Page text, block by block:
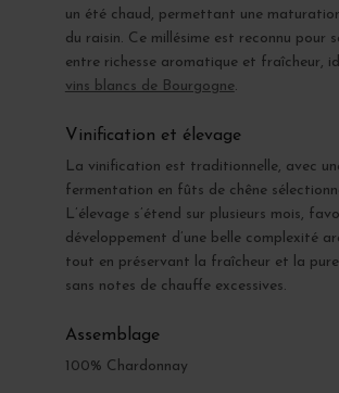
un été chaud, permettant une
du raisin. Ce millésime est reconnu pour
entre richesse aromatique et fraîcheur,
vins blancs de Bourgogne.
Vinification et élevage
La vinification est traditionnelle, avec
fermentation en fûts de chêne
L’élevage s’étend sur plusieurs mois,
développement d’une belle complexité
tout en préservant la fraîcheur et la
sans notes de chauffe excessives.
Assemblage
100% Chardonnay